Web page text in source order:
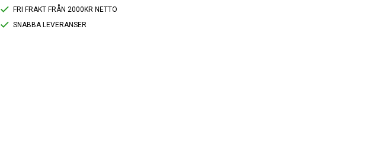
FRI FRAKT FRÅN 2000KR NETTO
SNABBA LEVERANSER